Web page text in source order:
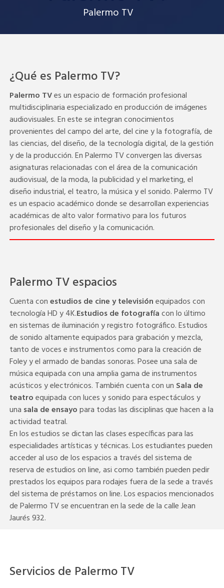
Palermo TV
¿Qué es Palermo TV?
Palermo TVes un espacio de formación profesional
multidisciplinaria especializado en producción de imágenes
audiovisuales. En este se integran conocimientos
provenientes del campo del arte, del cine y la fotografía, de
las ciencias, del diseño, de la tecnología digital, de la gestión
y de la producción. En Palermo TV convergen las diversas
asignaturas relacionadas con el área de la comunicación
audiovisual, de la moda, la publicidad y el marketing, el
diseño industrial, el teatro, la música y el sonido. Palermo TV
es un espacio académico donde se desarrollan experiencias
académicas de alto valor formativo para los futuros
profesionales del diseño y la comunicación.
Palermo TV espacios
Cuenta conestudios de cine y televisiónequipados con
tecnología HD y 4K.Estudios de fotografíacon lo último
en sistemas de iluminación y registro fotográfico. Estudios
de sonido altamente equipados para grabación y mezcla,
tanto de voces e instrumentos como para la creación de
Foley y el armado de bandas sonoras. Posee una sala de
música equipada con una amplia gama de instrumentos
acústicos y electrónicos. También cuenta con un Sala de
teatroequipada con luces y sonido para espectáculos y
una sala de ensayopara todas las disciplinas que hacen a la
actividad teatral.
En los estudios se dictan las clases específicas para las
especialidades artísticas y técnicas. Los estudiantes pueden
acceder al uso de los espacios a través del sistema de
reserva de estudios on line, asi como también pueden pedir
prestados los equipos para rodajes fuera de la sede a través
del sistema de préstamos on line. Los espacios mencionados
de Palermo TV se encuentran en la sede de la calle Jean
Jaurés 932.
Servicios de Palermo TV